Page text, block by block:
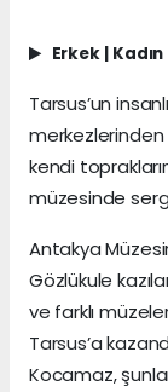
Erkek | Kadın
Tarsus’un
kendi
müzesinde
Antakya
Gözlükule
ve farklı
Tarsus’a
Kocamaz,